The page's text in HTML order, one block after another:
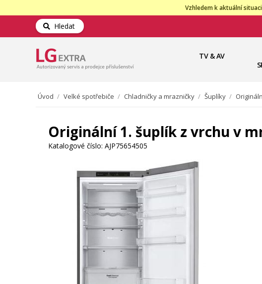
Vzhledem k aktuální
Hledat
TV & AV
Úvod / Velké spotřebiče / Chladničky a mrazničky / Šuplíky /
Originální 1. šuplík z vrchu v
Katalogové číslo: AJP75654505